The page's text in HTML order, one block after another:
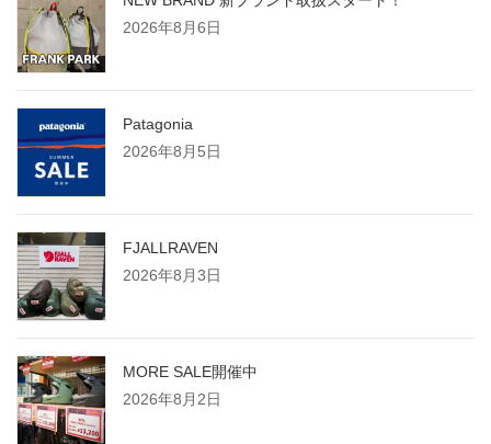
2026年8月6日
Patagonia
2026年8月5日
FJALLRAVEN
2026年8月3日
MORE SALE開催中
2026年8月2日